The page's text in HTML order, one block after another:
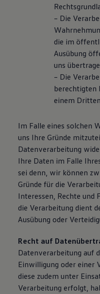
– Die
die im
Ausübung
uns
– Die
berechtigten
einem
Im Falle eines solchen
uns Ihre Gründe
Datenverarbeitung
Ihre Daten im Falle
sei denn, wir können
Gründe für die
Interessen, Rechte und
die Verarbeitung dient
Ausübung oder
Recht auf
Datenverarbeitung auf
Einwilligung oder einer
diese zudem unter
Verarbeitung erfolgt,